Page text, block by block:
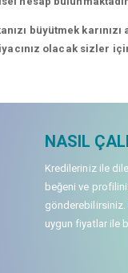
büyütmek
olacak sizler
NASIL
Kredileriniz ile
beğeni ve
gönderebilirsiniz.
uygun fiyatlar ile